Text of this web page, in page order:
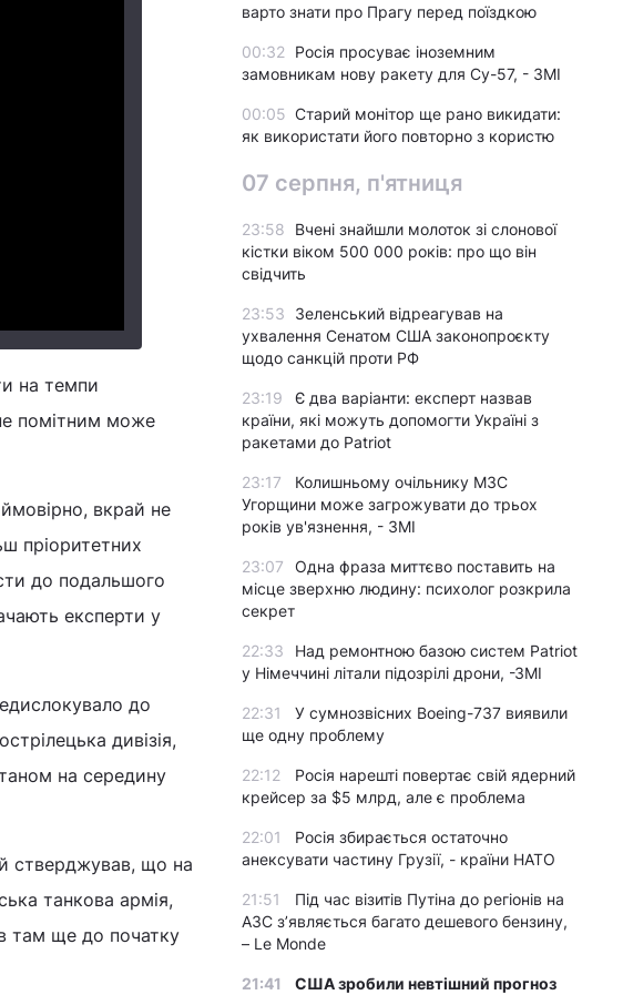
на темпи
помітним може
вкрай не
пріоритетних
до подальшого
експерти у
до
дивізія,
на середину
стверджував, що на
танкова армія,
там ще до початку
варто знати про Прагу перед поїздкою
00:32
Росія просуває іноземним
замовникам нову ракету для Су-57, - ЗМІ
00:05 Старий монітор ще рано викидати:
як використати його повторно з користю
07 серпня, п'ятниця
23:58
Вчені знайшли молоток зі слонової
кістки віком 500 000 років: про що він
свідчить
23:53
Зеленський відреагував на
ухвалення Сенатом США законопроєкту
щодо санкцій проти РФ
23:19
Є два варіанти: експерт назвав
країни, які можуть допомогти Україні з
ракетами до Patriot
23:17
Колишньому очільнику МЗС
Угорщини може загрожувати до трьох
років ув'язнення, - ЗМІ
23:07
Одна фраза миттєво поставить на
місце зверхню людину: психолог розкрила
секрет
22:33
Над ремонтною базою систем Patriot
у Німеччині літали підозрілі дрони, -ЗМІ
22:31
У сумнозвісних Boeing-737 виявили
ще одну проблему
22:12
Росія нарешті повертає свій ядерний
крейсер за $5 млрд, але є проблема
22:01
Росія збирається остаточно
анексувати частину Грузії, - країни НАТО
21:51
Під час візитів Путіна до регіонів на
АЗС з’являється багато дешевого бензину,
– Le Monde
21:41
США зробили невтішний прогноз